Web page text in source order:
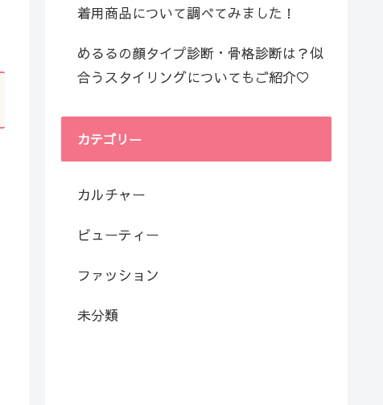
着用商品について調べてみました！
めるるの顔タイプ診断・骨格診断は？似
合うスタイリングについてもご紹介♡
カテゴリー
カルチャー
ビューティー
ファッション
未分類